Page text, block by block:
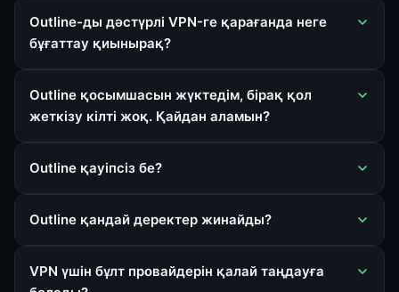
Outline-ды дәстүрлі VPN-ге қарағанда неге
бұғаттау қиынырақ?
Outline қосымшасын жүктедім, бірақ қол
жеткізу кілті жоқ. Қайдан аламын?
Outline қауіпсіз бе?
Outline қандай деректер жинайды?
VPN үшін бұлт провайдерін қалай таңдауға